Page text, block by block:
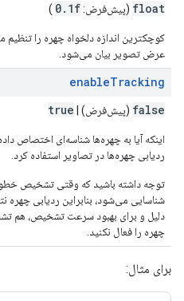
float (پیش‌فرض: 0. 1f
)
کوچکترین اندازه دلخواه چهره را
عرض تصویر بیان می‌شود.
enableTracking
false (پیش‌فرض) | true
اینکه آیا به چهره‌ها شناسه‌ای اختصاص
ردیابی چهره‌ها در تصاویر استفاده کرد.
توجه داشته باشید که وقتی تشخیص
شناسایی می‌شود، بنابراین ردیابی چهره
دلیل و برای بهبود سرعت تشخیص، هم
چهره را فعال نکنید.
برای مثال: